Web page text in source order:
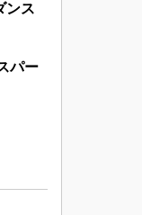
ンス
パー